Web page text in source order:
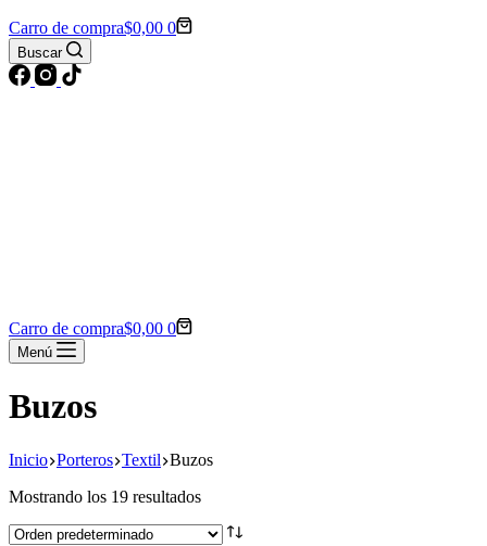
Carro de compra$0,00 0
Buscar
Carro de compra$0,00 0
Menú
Buzos
Inicio Porteros Textil Buzos
Mostrando los 19 resultados